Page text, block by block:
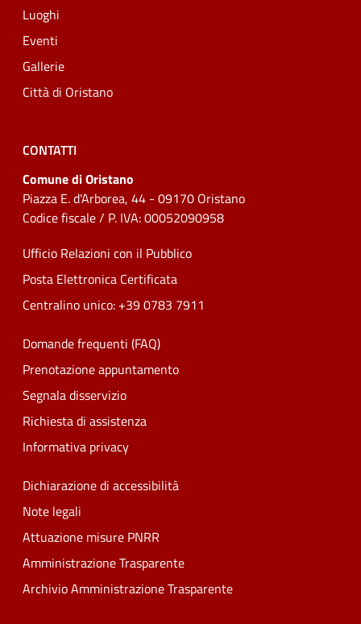
Luoghi
Eventi
Gallerie
Città di Oristano
CONTATTI
Comune di Oristano
Piazza E. d'Arborea, 44 - 09170 Oristano
Codice fiscale / P. IVA: 00052090958
Ufficio Relazioni con il Pubblico
Posta Elettronica Certificata
Centralino unico: +39 0783 7911
Domande frequenti (FAQ)
Prenotazione appuntamento
Segnala disservizio
Richiesta di assistenza
Informativa privacy
Dichiarazione di accessibilità
Note legali
Attuazione misure PNRR
Amministrazione Trasparente
Archivio Amministrazione Trasparente